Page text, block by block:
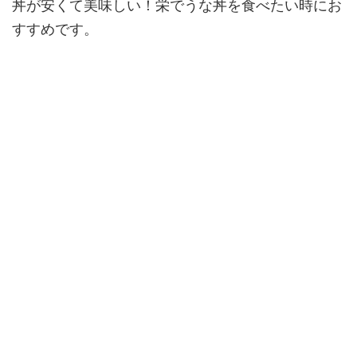
丼が安くて美味しい！栄でうな丼を食べたい時にお
すすめです。